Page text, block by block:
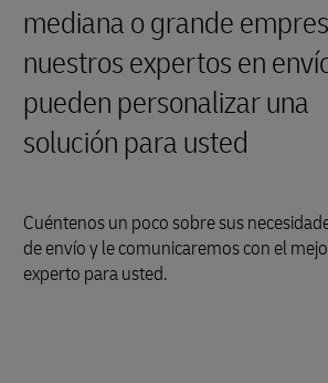
mediana o grande
nuestros expertos en
pueden personalizar una
solución para usted
Cuéntenos un poco sobre sus
de envío y le comunicaremos con el
experto para usted.